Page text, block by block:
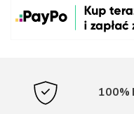
100%